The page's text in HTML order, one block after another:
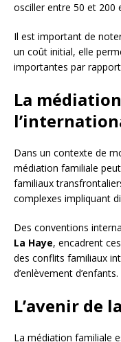
osciller entre 50 et 200
Il est important de
un coût initial, elle
importantes par
La
Dans un contexte de
médiation familiale
familiaux
complexes impliquant
Des conventions
La Haye, encadrent
des conflits familiaux
d’enlèvement d’enfants.
L’avenir de
La médiation familiale